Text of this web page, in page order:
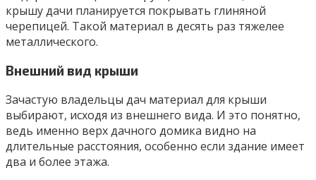
крышу дачи планируется покрывать глиняной
черепицей. Такой материал в десять раз тяжелее
металлического.
Внешний вид крыши
Зачастую владельцы дач материал для крыши
выбирают, исходя из внешнего вида. И это понятно,
ведь именно верх дачного домика видно на
длительные расстояния, особенно если здание имеет
два и более этажа.